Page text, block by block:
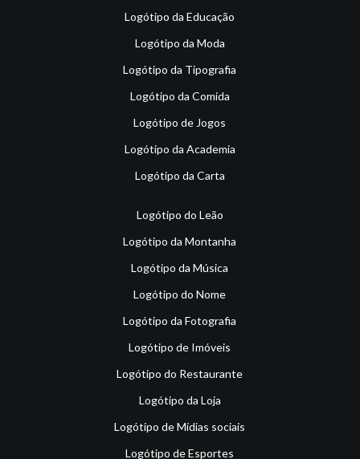
Logótipo da Educação
Logótipo da Moda
Logótipo da Tipografia
Logótipo da Comida
Logótipo de Jogos
Logótipo da Academia
Logótipo da Carta
Logótipo do Leão
Logótipo da Montanha
Logótipo da Música
Logótipo do Nome
Logótipo da Fotografia
Logótipo de Imóveis
Logótipo do Restaurante
Logótipo da Loja
Logótipo de Mídias sociais
Logótipo de Esportes